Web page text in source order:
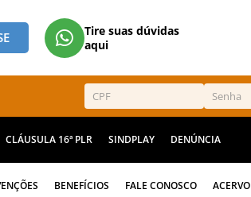
Tire suas dúvidas
aqui
CLÁUSULA 16ª PLR SINDPLAY DENÚNCIA
BENEFÍCIOS FALE CONOSCO ACERVO